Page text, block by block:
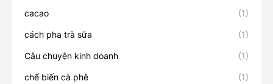
cacao (1)
cách pha trà sữa (1)
Câu chuyện kinh doanh (1)
chế biến cà phê (1)